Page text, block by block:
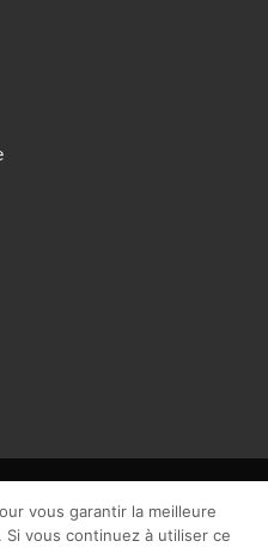
| Site web réalisé par
vous garantir la meilleure
vous continuez à utiliser ce